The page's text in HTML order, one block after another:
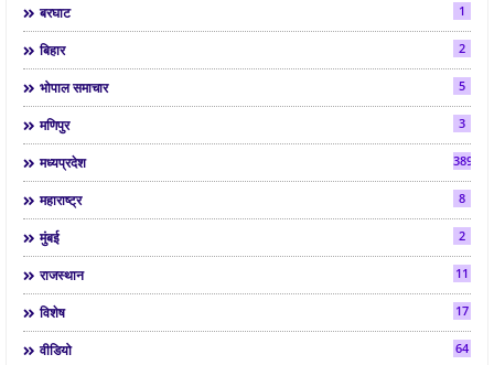
बरघाट 1
बिहार 2
भोपाल समाचार 5
मणिपुर 3
मध्यप्रदेश 3892
महाराष्ट्र 8
मुंबई 2
राजस्थान 11
विशेष 17
वीडियो 64